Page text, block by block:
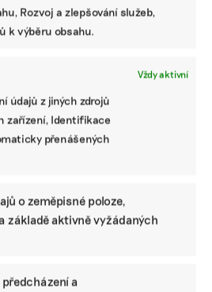
Rozvoj a zlepšování služeb,
k výběru obsahu.
Vždy aktivní
údajů z jiných zdrojů
zařízení, Identifikace
přenášených
o zeměpisné poloze,
základě aktivně vyžádaných
a
legislativa a na úrovni celé
Taxonomie EU, a zejména
pozn. aut.).
požadovat základní
procesech a cílech. Banky
dilema jako my, protože
a ani banky nemají
biodiverzity na
vlivem na biodiverzitu,
i tyto projekty,